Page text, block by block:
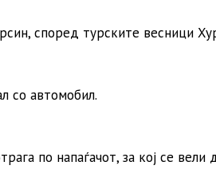
според турските весници
со автомобил.
по напаѓачот, за кој се вели